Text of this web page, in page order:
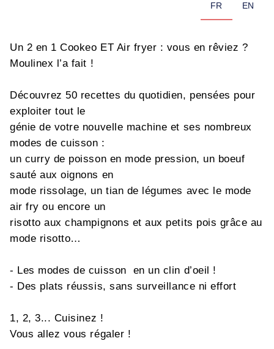
FR EN
Un 2 en 1 Cookeo ET Air fryer : vous en rêviez ?
Moulinex l’a fait !
Découvrez 50 recettes du quotidien, pensées pour
exploiter tout le
génie de votre nouvelle machine et ses nombreux
modes de cuisson :
un curry de poisson en mode pression, un boeuf
sauté aux oignons en
mode rissolage, un tian de légumes avec le mode
air fry ou encore un
risotto aux champignons et aux petits pois grâce au
mode risotto…
- Les modes de cuisson en un clin d’oeil !
- Des plats réussis, sans surveillance ni effort
1, 2, 3... Cuisinez !
Vous allez vous régaler !